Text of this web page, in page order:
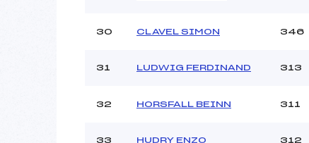
30 CLAVEL SIMON 346
31 LUDWIG FERDINAND 313
32 HORSFALL BEINN 311
33 HUDRY ENZO 312